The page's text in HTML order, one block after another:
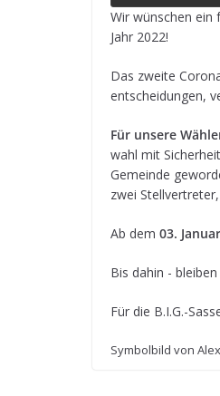
e
b
o
o
k
e
g
e
r
Wir wün­schen ein
Jahr 2022!
Das zweite
ent­schei­dun­gen,
Für unsere
wahl mit
Gemeinde
zwei
Ab dem 03.
Bis dahin - blei­ben
Für die B.I.G.-
Sym­bol­bild von